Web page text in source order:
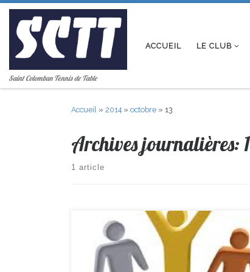
Passer au contenu
Saint Colomban Tennis de Table
ACCUEIL LE CLUB
Accueil » 2014 » octobre » 13
Archives journalières:
1 article
Ce week end se déroulait le 1er tour de Critérium
En Benjamins: Tonin termine 17ème en Régionale
Minimes: Louis termine 14ème en Départementale